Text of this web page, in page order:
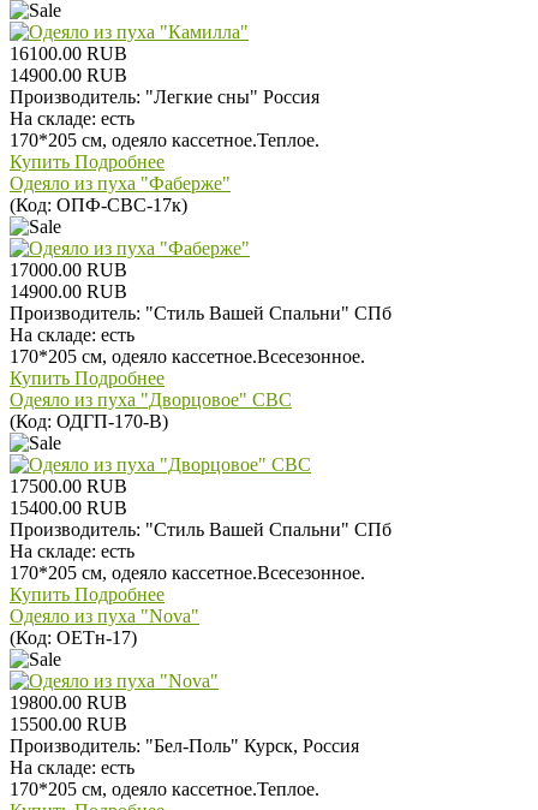
16100.00 RUB
14900.00 RUB
Производитель: "Легкие сны" Россия
На складе: есть
170*205 см, одеяло кассетное.Теплое.
Купить Подробнее
Одеяло из пуха "Фаберже"
(Код: ОПФ-СВС-17к)
17000.00 RUB
14900.00 RUB
Производитель: "Стиль Вашей Спальни" СПб
На складе: есть
170*205 см, одеяло кассетное.Всесезонное.
Купить Подробнее
Одеяло из пуха "Дворцовое" СВС
(Код: ОДГП-170-В)
17500.00 RUB
15400.00 RUB
Производитель: "Стиль Вашей Спальни" СПб
На складе: есть
170*205 см, одеяло кассетное.Всесезонное.
Купить Подробнее
Одеяло из пуха "Nova"
(Код: ОЕТн-17)
19800.00 RUB
15500.00 RUB
Производитель: "Бел-Поль" Курск, Россия
На складе: есть
170*205 см, одеяло кассетное.Теплое.